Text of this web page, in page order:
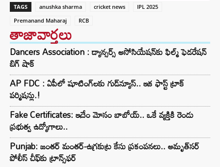
TAGS anushka sharma cricket news
IPL 2025
Premanand Maharaj
RCB
తాజావార్తలు
Dancers Association : డ్యాన్సర్స్ అసోసియేషన్‌కు ఫిల్మ్ ఫెడరేషన్
బిగ్ షాక్
AP FDC : ఏపీలో షూటింగ్‌లకు గుడ్‌న్యూస్.. ఇక ఫాస్ట్ ట్రాక్
పర్మిషన్లు.!
Fake Certificates: ఇదేం మోసం బాబోయ్.. ఒకే వ్యక్తికి రెండు
ప్రభుత్వ ఉద్యోగాలు..
Punjab: జంతర్ మంతర్-ఉగ్రకుట్ర కేసు ప్రకంపనలు.. అమృత్‌సర్
పోలీస్ చీఫ్‌కు ట్రాన్స్‌ఫర్